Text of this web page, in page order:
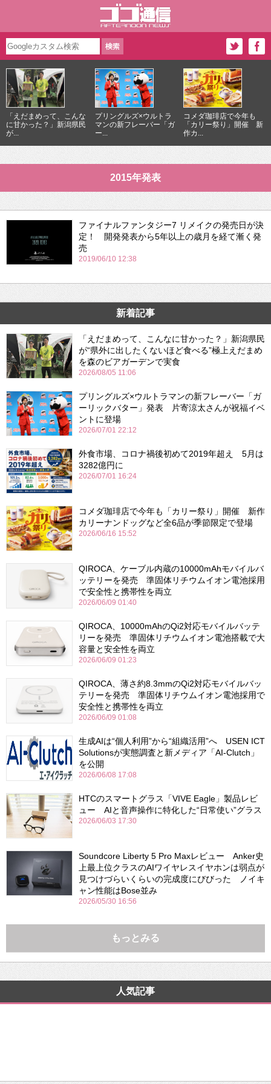
「えだまめって、こんな
に甘かった？」新潟県民
が...
プリングルズ×ウルトラ
マンの新フレーバー「ガ
ー...
コメダ珈琲店で今年も
「カリー祭り」開催 新
作カ...
2015年発表
ファイナルファンタジー7 リメイクの発売日が決
定！ 開発発表から5年以上の歳月を経て漸く発
売
2019/06/10 12:38
新着記事
「えだまめって、こんなに甘かった？」新潟県民
が“県外に出したくないほど食べる”極上えだまめ
を森のビアガーデンで実食
2026/08/05 11:06
プリングルズ×ウルトラマンの新フレーバー「ガ
ーリックバター」発表 片寄涼太さんが祝福イベ
ントに登場
2026/07/01 22:12
外食市場、コロナ禍後初めて2019年超え 5月は
3282億円に
2026/07/01 16:24
コメダ珈琲店で今年も「カリー祭り」開催 新作
カリーナンドッグなど全6品が季節限定で登場
2026/06/16 15:52
QIROCA、ケーブル内蔵の10000mAhモバイルバ
ッテリーを発売 準固体リチウムイオン電池採用
で安全性と携帯性を両立
2026/06/09 01:40
QIROCA、10000mAhのQi2対応モバイルバッテ
リーを発売 準固体リチウムイオン電池搭載で大
容量と安全性を両立
2026/06/09 01:23
QIROCA、薄さ約8.3mmのQi2対応モバイルバッ
テリーを発売 準固体リチウムイオン電池採用で
安全性と携帯性を両立
2026/06/09 01:08
生成AIは“個人利用”から“組織活用”へ USEN ICT
Solutionsが実態調査と新メディア「AI-Clutch」
を公開
2026/06/08 17:08
HTCのスマートグラス「VIVE Eagle」製品レビ
ュー AIと音声操作に特化した“日常使い”グラス
2026/06/03 17:30
Soundcore Liberty 5 Pro Maxレビュー Anker史
上最上位クラスのAIワイヤレスイヤホンは弱点が
見つけづらいくらいの完成度にびびった ノイキ
ャン性能はBose並み
2026/05/30 16:56
もっとみる
人気記事